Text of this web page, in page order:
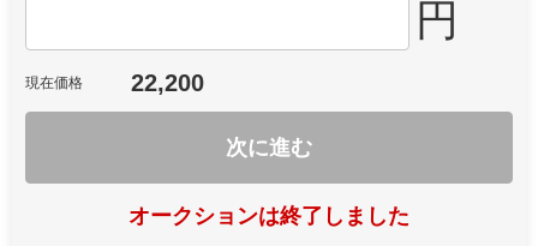
円
現在価格 22,200
次に進む
オークションは終了しました